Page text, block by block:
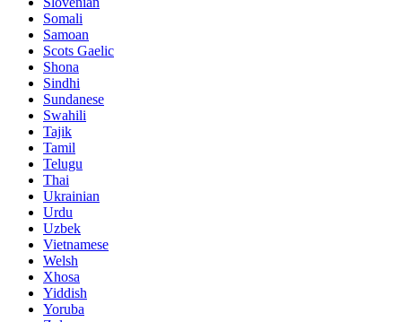
Somali
Samoan
Scots Gaelic
Shona
Sindhi
Sundanese
Swahili
Tajik
Tamil
Telugu
Thai
Ukrainian
Urdu
Uzbek
Vietnamese
Welsh
Xhosa
Yiddish
Yoruba